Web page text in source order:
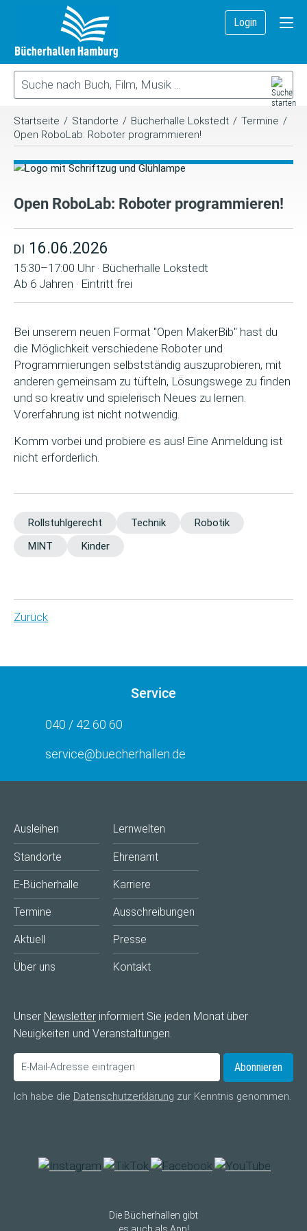
Login
Startseite / Standorte / Bücherhalle Lokstedt / Termine /
Open RoboLab: Roboter programmieren!
Open RoboLab: Roboter programmieren!
DI 16.06.2026
15:30–17:00 Uhr · Bücherhalle Lokstedt
Ab 6 Jahren · Eintritt frei
Bei unserem neuen Format "Open MakerBib" hast du
die Möglichkeit verschiedene Roboter und
Programmierungen selbstständig auszuprobieren, mit
anderen gemeinsam zu tüfteln, Lösungswege zu finden
und so kreativ und spielerisch Neues zu lernen.
Vorerfahrung ist nicht notwendig.
Komm vorbei und probiere es aus! Eine Anmeldung ist
nicht erforderlich.
Rollstuhlgerecht Technik
Robotik
MINT
Kinder
Zurück
Service
040 / 42 60 60
service@buecherhallen.de
Ausleihen
Standorte
E-Bücherhalle
Termine
Aktuell
Über uns
Lernwelten
Ehrenamt
Karriere
Ausschreibungen
Presse
Kontakt
Unser Newsletter informiert Sie jeden Monat über
Neuigkeiten und Veranstaltungen.
Abonnieren
Ich habe die Datenschutzerklärung zur Kenntnis genommen.
Die Bücherhallen gibt